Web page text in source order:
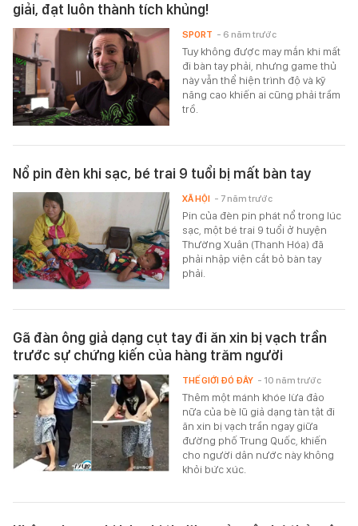
giải, đạt luôn thành tích khủng!
Tuy không được may mắn khi mất
đi bàn tay phải, nhưng game thủ
này vẫn thể hiện trình độ và kỹ
năng cao khiến ai cũng phải trầm
trồ.
SPORT - 6 năm trước
Nổ pin đèn khi sạc, bé trai 9 tuổi bị mất bàn tay
Pin của đèn pin phát nổ trong lúc
sạc, một bé trai 9 tuổi ở huyện
Thường Xuân (Thanh Hóa) đã
phải nhập viện cắt bỏ bàn tay
phải.
XÃ HỘI - 7 năm trước
Gã đàn ông giả dạng cụt tay đi ăn xin bị vạch trần
trước sự chứng kiến của hàng trăm người
Thêm một mánh khóe lừa đảo
nữa của bè lũ giả dạng tàn tật đi
ăn xin bị vạch trần ngay giữa
đường phố Trung Quốc, khiến
cho người dân nước này không
khỏi bức xúc.
THẾ GIỚI ĐÓ ĐÂY - 10 năm trước